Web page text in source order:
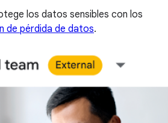
los datos sensibles con los
de pérdida de datos.